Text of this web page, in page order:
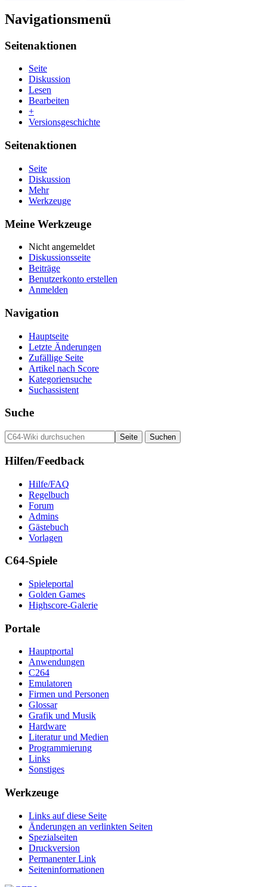
Navigationsmenü
Seitenaktionen
Seite
Diskussion
Lesen
Bearbeiten
+
Versionsgeschichte
Seitenaktionen
Seite
Diskussion
Mehr
Werkzeuge
Meine Werkzeuge
Nicht angemeldet
Diskussionsseite
Beiträge
Benutzerkonto erstellen
Anmelden
Navigation
Hauptseite
Letzte Änderungen
Zufällige Seite
Artikel nach Score
Kategoriensuche
Suchassistent
Suche
Hilfen/Feedback
Hilfe/FAQ
Regelbuch
Forum
Admins
Gästebuch
Vorlagen
C64-Spiele
Spieleportal
Golden Games
Highscore-Galerie
Portale
Hauptportal
Anwendungen
C264
Emulatoren
Firmen und Personen
Glossar
Grafik und Musik
Hardware
Literatur und Medien
Programmierung
Links
Sonstiges
Werkzeuge
Links auf diese Seite
Änderungen an verlinkten Seiten
Spezialseiten
Druckversion
Permanenter Link
Seiten­­informationen